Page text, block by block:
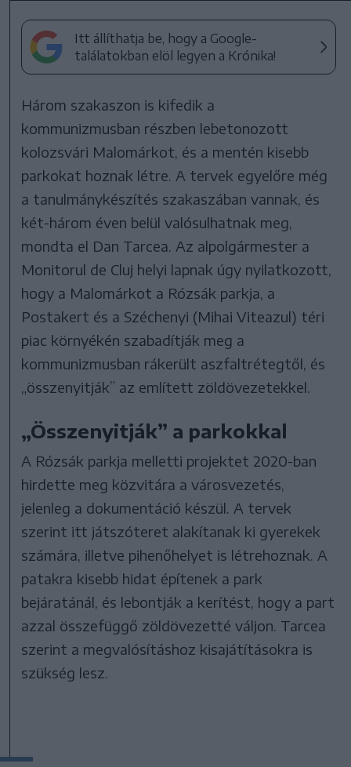
Itt állíthatja be, hogy a Google-
találatokban elöl legyen a Krónika!
Három szakaszon is kifedik a
kommunizmusban részben lebetonozott
kolozsvári Malomárkot, és a mentén kisebb
parkokat hoznak létre. A tervek egyelőre még
a tanulmánykészítés szakaszában vannak, és
két-három éven belül valósulhatnak meg,
mondta el Dan Tarcea. Az alpolgármester a
Monitorul de Cluj helyi lapnak úgy nyilatkozott,
hogy a Malomárkot a Rózsák parkja, a
Postakert és a Széchenyi (Mihai Viteazul) téri
piac környékén szabadítják meg a
kommunizmusban rákerült aszfaltrétegtől, és
„összenyitják” az említett zöldövezetekkel.
„Összenyitják” a parkokkal
A Rózsák parkja melletti projektet 2020-ban
hirdette meg közvitára a városvezetés,
jelenleg a dokumentáció készül. A tervek
szerint itt játszóteret alakítanak ki gyerekek
számára, illetve pihenőhelyet is létrehoznak. A
patakra kisebb hidat építenek a park
bejáratánál, és lebontják a kerítést, hogy a part
azzal összefüggő zöldövezetté váljon. Tarcea
szerint a megvalósításhoz kisajátításokra is
szükség lesz.